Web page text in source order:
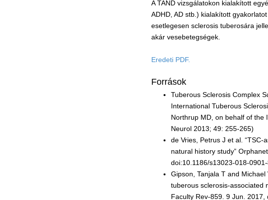
A TAND vizsgálatokon kialakított
ADHD, AD stb.) kialakított
esetlegesen sclerosis tuberosára
akár vesebetegségek.
Eredeti PDF.
Források
Tuberous Sclerosis Complex
International Tuberous
Northrup MD, on behalf of the
Neurol 2013; 49: 255-265)
de Vries, Petrus J et al.
natural history study”
doi:10.1186/s13023-018-
Gipson, Tanjala T and
tuberous sclerosis-associated
Faculty Rev-859. 9 Jun. 2017,